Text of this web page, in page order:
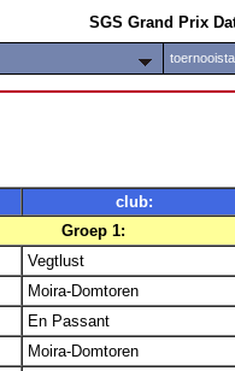
SGS Grand Prix
club:
Groep 1:
Vegtlust
Moira-Domtoren
En Passant
Moira-Domtoren